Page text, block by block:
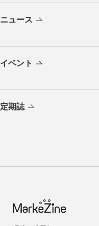
ニュース
イベント
定期誌